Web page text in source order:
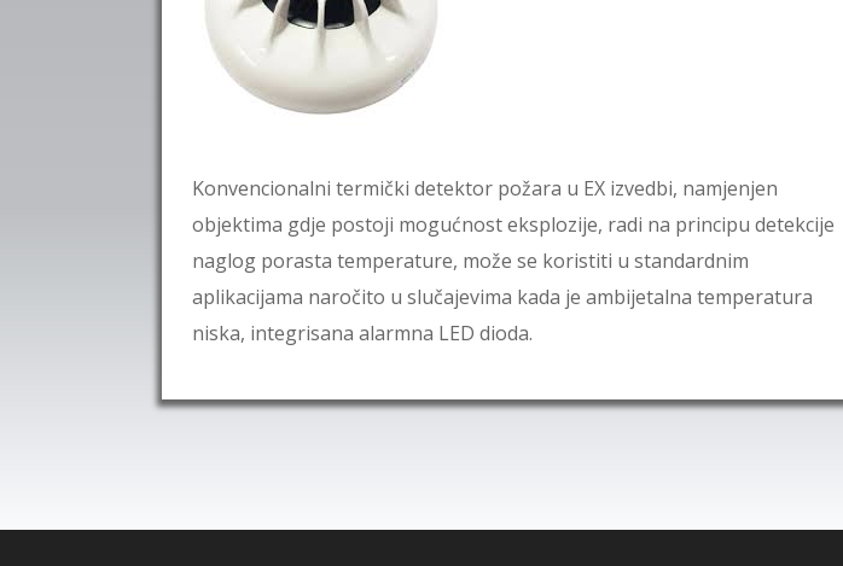
Konvencionalni termički detektor požara u EX izvedbi, namjenjen
objektima gdje postoji mogućnost eksplozije, radi na principu detekcije
naglog porasta temperature, može se koristiti u standardnim
aplikacijama naročito u slučajevima kada je ambijetalna temperatura
niska, integrisana alarmna LED dioda.